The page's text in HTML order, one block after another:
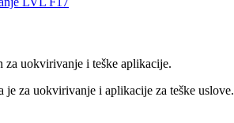
za uokvirivanje i teške aplikacije.
za uokvirivanje i aplikacije za teške uslove.